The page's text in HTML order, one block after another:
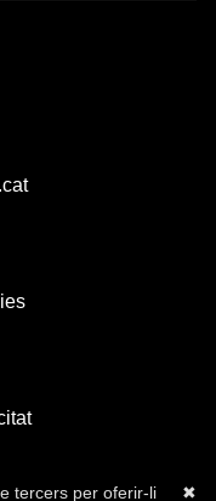
✖
tercers per oferir-li